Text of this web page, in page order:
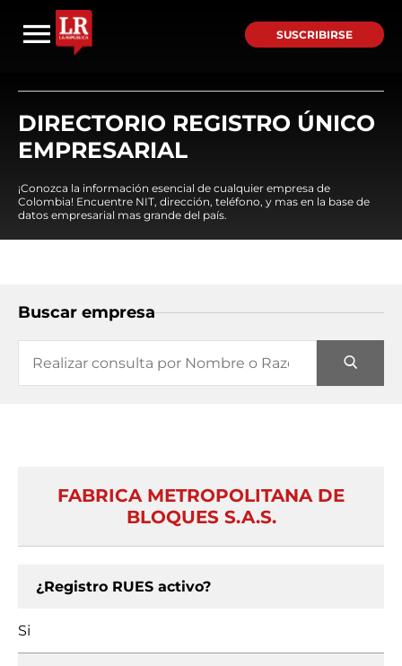
SUSCRIBIRSE
DIRECTORIO REGISTRO ÚNICO
EMPRESARIAL
¡Conozca la información esencial de cualquier empresa de
Colombia! Encuentre NIT, dirección, teléfono, y mas en la base de
datos empresarial mas grande del país.
Buscar empresa
FABRICA METROPOLITANA DE
BLOQUES S.A.S.
¿Registro RUES activo?
Si